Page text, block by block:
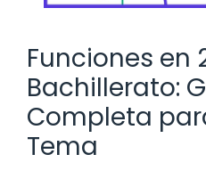
Funciones en
Bachillerato:
Completa
Tema